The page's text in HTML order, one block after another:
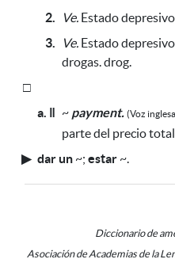
2.
Ve. Estado
3.
Ve. Estado depresivo
drogas. drog.
□
a. ǁ ~ payment. (Voz
parte del precio
▶ dar un ~; estar ~.
Diccionario de
Asociación de Academias de la